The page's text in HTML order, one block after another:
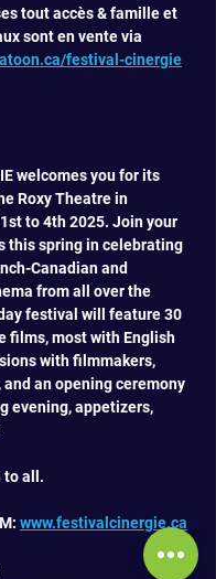
tout accès & famille et
sont en vente via
festival-cinergie
welcomes you for its
Roxy Theatre in
to 4th 2025. Join your
this spring in celebrating
Canadian and
from all over the
festival will feature 30
films, most with English
with filmmakers,
an opening ceremony
evening, appetizers,
to all.
www.festivalcinergie.ca